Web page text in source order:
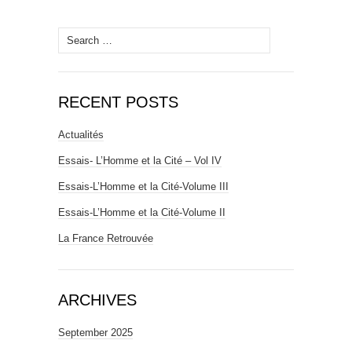
Search
for:
RECENT POSTS
Actualités
Essais- L’Homme et la Cité – Vol IV
Essais-L’Homme et la Cité-Volume III
Essais-L’Homme et la Cité-Volume II
La France Retrouvée
ARCHIVES
September 2025